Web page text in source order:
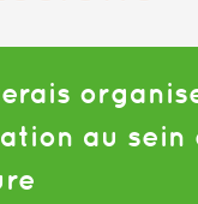
au sein